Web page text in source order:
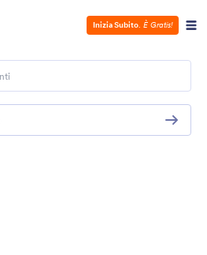
Inizia Subito. È Gratis!